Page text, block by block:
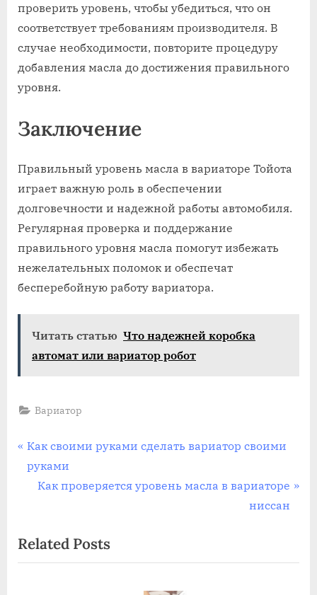
проверить уровень, чтобы убедиться, что он
соответствует требованиям производителя. В
случае необходимости, повторите процедуру
добавления масла до достижения правильного
уровня.
Заключение
Правильный уровень масла в вариаторе Тойота
играет важную роль в обеспечении
долговечности и надежной работы автомобиля.
Регулярная проверка и поддержание
правильного уровня масла помогут избежать
нежелательных поломок и обеспечат
бесперебойную работу вариатора.
Читать статью Что надежней коробка
автомат или вариатор робот
Вариатор
Навигация
по
P
r
o
u
Как своими руками сделать вариатор своими
руками
N
t
P
Как проверяется уровень масла в вариаторе
ниссан
Related Posts